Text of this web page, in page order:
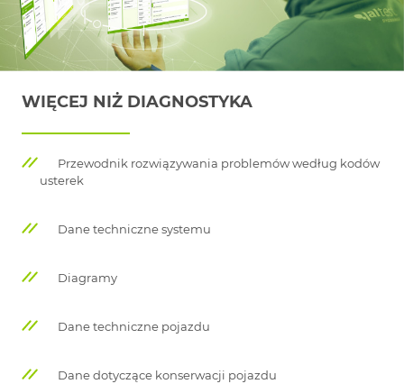
WIĘCEJ NIŻ DIAGNOSTYKA
Przewodnik rozwiązywania problemów według kodów
usterek
Dane techniczne systemu
Diagramy
Dane techniczne pojazdu
Dane dotyczące konserwacji pojazdu